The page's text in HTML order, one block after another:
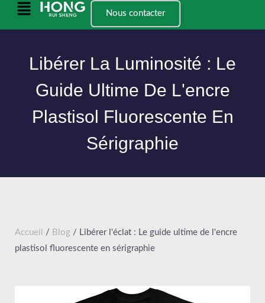
Menu
Nous contacter
Libérer La Luminosité : Le
Guide Ultime De L'encre
Plastisol Fluorescente En
Sérigraphie
Accueil / Blog / Libérer l'éclat : Le guide ultime de l'encre
plastisol fluorescente en sérigraphie